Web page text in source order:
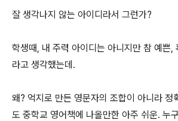
잘 생각나지 않는 아이디라서 그런가?
학생때, 내 주력 아이디는 아니지만 참 예쁜,
라고 생각했는데.
왜? 억지로 만든 영문자의 조합이 아니라 정
도 중학교 영어책에 나올만한 아주 쉬운. 누